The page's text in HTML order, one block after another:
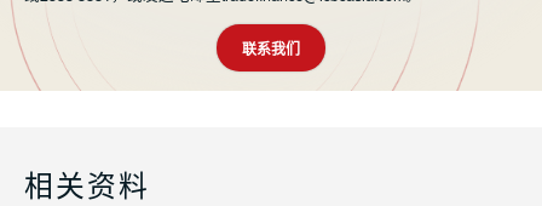
联系我们
相关资料